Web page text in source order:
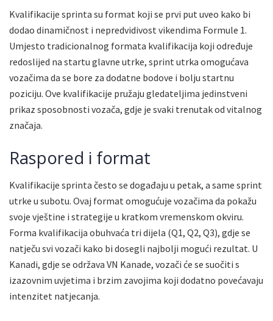
Kvalifikacije sprinta su format koji se prvi put uveo kako bi
dodao dinamičnost i nepredvidivost vikendima Formule 1.
Umjesto tradicionalnog formata kvalifikacija koji određuje
redoslijed na startu glavne utrke, sprint utrka omogućava
vozačima da se bore za dodatne bodove i bolju startnu
poziciju. Ove kvalifikacije pružaju gledateljima jedinstveni
prikaz sposobnosti vozača, gdje je svaki trenutak od vitalnog
značaja.
Raspored i format
Kvalifikacije sprinta često se događaju u petak, a same sprint
utrke u subotu. Ovaj format omogućuje vozačima da pokažu
svoje vještine i strategije u kratkom vremenskom okviru.
Forma kvalifikacija obuhvaća tri dijela (Q1, Q2, Q3), gdje se
natječu svi vozači kako bi dosegli najbolji mogući rezultat. U
Kanadi, gdje se održava VN Kanade, vozači će se suočiti s
izazovnim uvjetima i brzim zavojima koji dodatno povećavaju
intenzitet natjecanja.